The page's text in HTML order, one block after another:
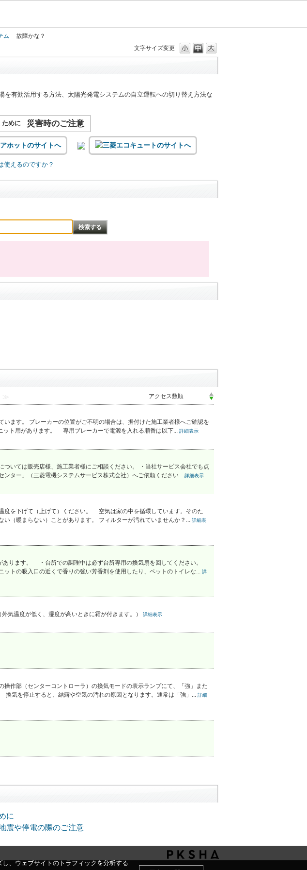
ム
故障かな？
文字サイズ変更
有効活用する方法、太陽光発電システムの自立運転への切り替え方法な
ために 災害時のご注意
使えるのですか？
≫
ます。 ブレーカーの位置がご不明の場合は、据付けた施工業者様へご確認を
ト用があります。 専用ブレーカーで電源を入れる順番は以下... 詳細表示
いては販売店様、施工業者様にご相談ください。 ・当社サービス会社でも点
ター」（三菱電機システムサービス株式会社）へご依頼ください... 詳細表示
を下げて（上げて）ください。 空気は家の中を循環しています。そのた
（暖まらない）ことがあります。 フィルターが汚れていませんか？... 詳細表
ります。 ・台所での調理中は必ず台所専用の換気扇を回してください。
トの吸入口の近くで香りの強い芳香剤を使用したり、ペットのトイレな... 詳
気温度が低く、湿度が高いときに霜が付きます。）
詳細表示
作部（センターコントローラ）の換気モードの表示ランプにて、「強」また
気を停止すると、結露や空気の汚れの原因となります。通常は「強」... 詳細
、ウェブサイトのトラフィックを分析する